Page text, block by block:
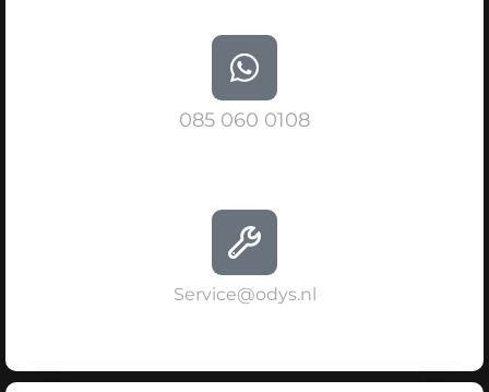
085 060 0108
Service@odys.nl